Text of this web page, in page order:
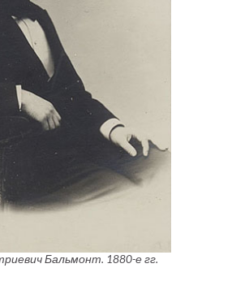
Бальмонт. 1880-е гг.